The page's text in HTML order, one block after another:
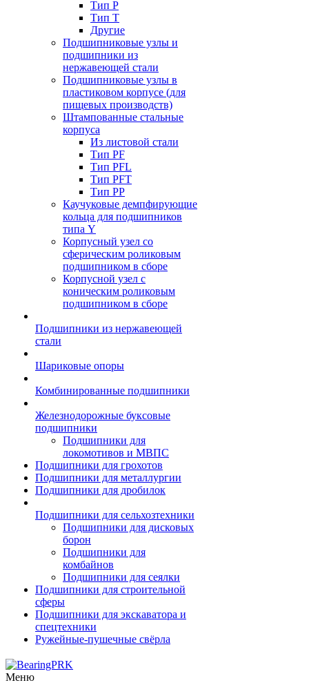
Тип P
Тип T
Другие
Подшипниковые узлы и
подшипники из
нержавеющей стали
Подшипниковые узлы в
пластиковом корпусе (для
пищевых производств)
Штампованные стальные
корпуса
Из листовой стали
Тип PF
Тип PFL
Тип PFT
Тип PP
Каучуковые демпфирующие
кольца для подшипников
типа Y
Корпусный узел со
сферическим роликовым
подшипником в сборе
Корпусной узел с
коническим роликовым
подшипником в сборе
Подшипники из нержавеющей
стали
Шариковые опоры
Комбинированные подшипники
Железнодорожные буксовые
подшипники
Подшипники для
локомотивов и МВПС
Подшипники для грохотов
Подшипники для металлургии
Подшипники для дробилок
Подшипники для сельхозтехники
Подшипники для дисковых
борон
Подшипники для
комбайнов
Подшипники для сеялки
Подшипники для строительной
сферы
Подшипники для экскаватора и
спецтехники
Ружейные-пушечные свёрла
Меню